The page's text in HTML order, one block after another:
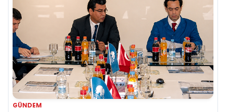
GÜNDEM